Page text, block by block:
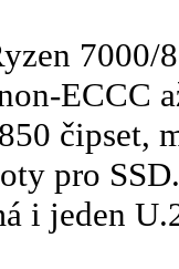
ECCC
čipset,
pro
i jeden